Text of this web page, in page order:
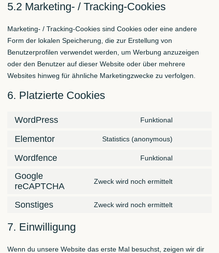
5.2 Marketing- / Tracking-Cookies
Marketing- / Tracking-Cookies sind Cookies oder eine andere
Form der lokalen Speicherung, die zur Erstellung von
Benutzerprofilen verwendet werden, um Werbung anzuzeigen
oder den Benutzer auf dieser Website oder über mehrere
Websites hinweg für ähnliche Marketingzwecke zu verfolgen.
6. Platzierte Cookies
WordPress Funktional
Elementor Statistics (anonymous)
Wordfence Funktional
Google
reCAPTCHA
Zweck wird noch ermittelt
Sonstiges Zweck wird noch ermittelt
7. Einwilligung
Wenn du unsere Website das erste Mal besuchst, zeigen wir dir